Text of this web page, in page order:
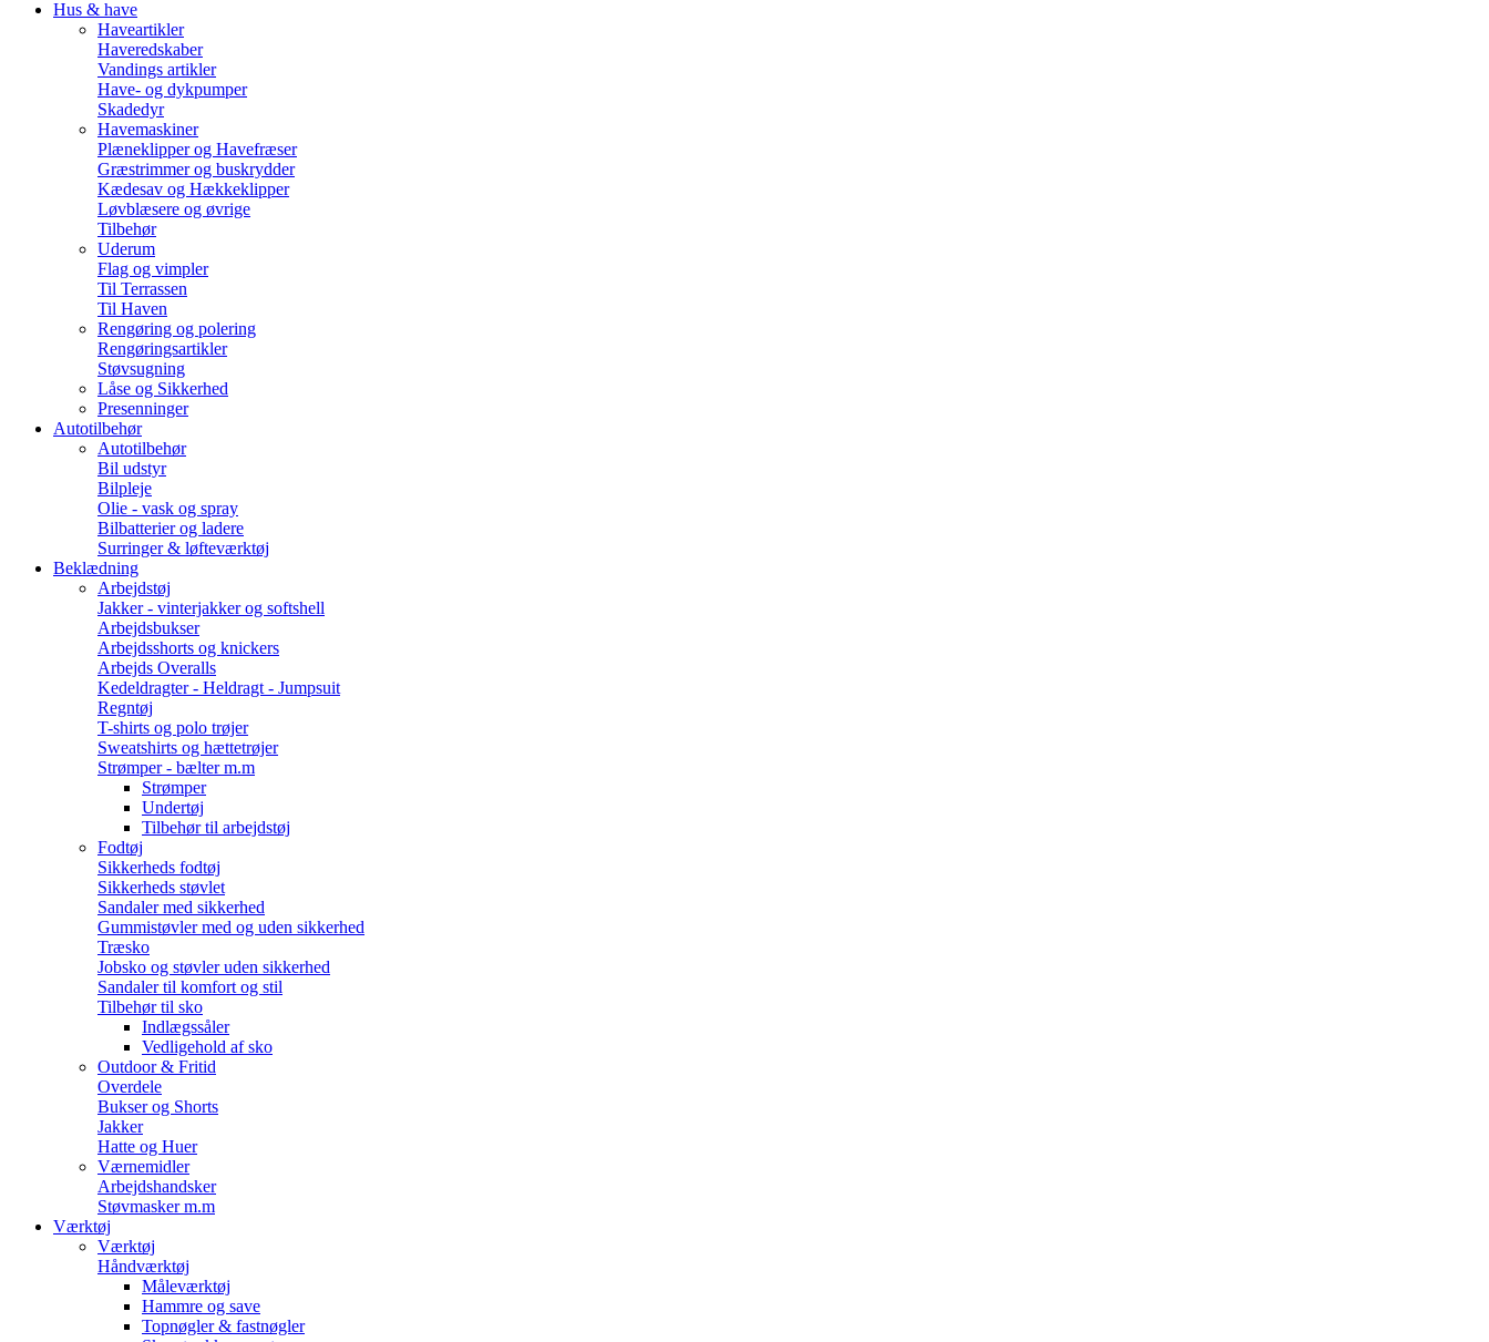
Hus & have
Haveartikler
Haveredskaber
Vandings artikler
Have- og dykpumper
Skadedyr
Havemaskiner
Plæneklipper og Havefræser
Græstrimmer og buskrydder
Kædesav og Hækkeklipper
Løvblæsere og øvrige
Tilbehør
Uderum
Flag og vimpler
Til Terrassen
Til Haven
Rengøring og polering
Rengøringsartikler
Støvsugning
Låse og Sikkerhed
Presenninger
Autotilbehør
Autotilbehør
Bil udstyr
Bilpleje
Olie - vask og spray
Bilbatterier og ladere
Surringer & løfteværktøj
Beklædning
Arbejdstøj
Jakker - vinterjakker og softshell
Arbejdsbukser
Arbejdsshorts og knickers
Arbejds Overalls
Kedeldragter - Heldragt - Jumpsuit
Regntøj
T-shirts og polo trøjer
Sweatshirts og hættetrøjer
Strømper - bælter m.m
Strømper
Undertøj
Tilbehør til arbejdstøj
Fodtøj
Sikkerheds fodtøj
Sikkerheds støvlet
Sandaler med sikkerhed
Gummistøvler med og uden sikkerhed
Træsko
Jobsko og støvler uden sikkerhed
Sandaler til komfort og stil
Tilbehør til sko
Indlægssåler
Vedligehold af sko
Outdoor & Fritid
Overdele
Bukser og Shorts
Jakker
Hatte og Huer
Værnemidler
Arbejdshandsker
Støvmasker m.m
Værktøj
Værktøj
Håndværktøj
Måleværktøj
Hammre og save
Topnøgler & fastnøgler